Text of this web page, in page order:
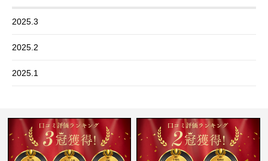
2025.3
2025.2
2025.1
2024.11
2024.10